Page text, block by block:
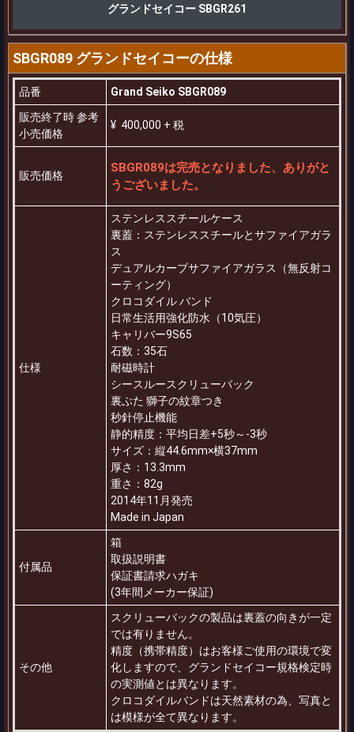
グランドセイコー SBGR261
SBGR089 グランドセイコーの仕様
品番
Grand Seiko SBGR089
販売終了時 参考
小売価格
¥ 400,000 + 税
販売価格
SBGR089は完売となりました、ありがと
うございました。
仕様
ステンレススチールケース
裏蓋：ステンレススチールとサファイアガラ
ス
デュアルカーブサファイアガラス（無反射コ
ーティング）
クロコダイル バンド
日常生活用強化防水（10気圧）
キャリバー9S65
石数：35石
耐磁時計
シースルースクリューバック
裏ぶた 獅子の紋章つき
秒針停止機能
静的精度：平均日差+5秒～-3秒
サイズ：縦44.6mm×横37mm
厚さ：13.3mm
重さ：82g
2014年11月発売
Made in Japan
付属品
箱
取扱説明書
保証書請求ハガキ
(3年間メーカー保証)
その他
スクリューバックの製品は裏蓋の向きが一定
では有りません。
精度（携帯精度）はお客様ご使用の環境で変
化しますので、グランドセイコー規格検定時
の実測値とは異なります。
クロコダイルバンドは天然素材の為、写真と
は模様が全て異なります。